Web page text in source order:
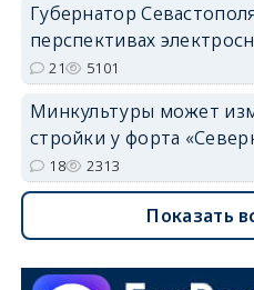
Губернатор
перспективах
21 5101
Минкультуры может
стройки у форта
18 2313
Показать